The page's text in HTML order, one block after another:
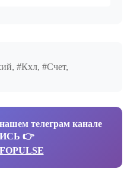
#Кхл, #Счет,
телеграм канале
👉